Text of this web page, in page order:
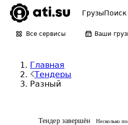
ГрузыПоиск
Все сервисы Ваши
Главная
Тендеры
Разный
Тендер завершён Несколько